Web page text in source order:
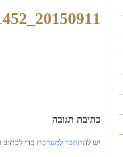
20150911_101452
כתיבת תגובה
יש להתחבר למערכת כדי לכתוב